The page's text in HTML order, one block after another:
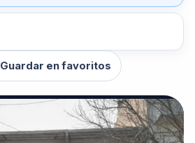
Guardar en favoritos